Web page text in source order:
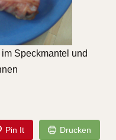
Speckmantel und
Pin It Drucken